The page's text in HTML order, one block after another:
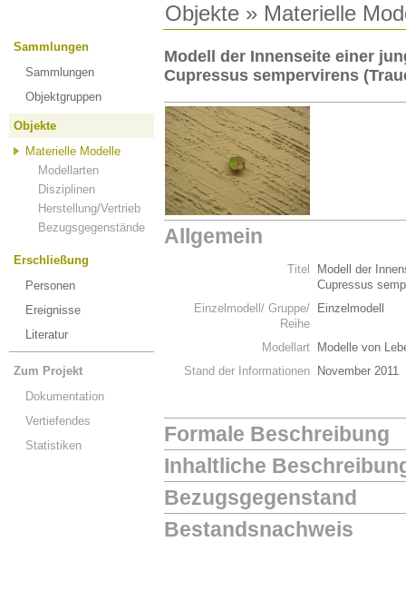
Objekte » Materielle
Sammlungen
Sammlungen
Objektgruppen
Objekte
Materielle Modelle
Modellarten
Disziplinen
Herstellung/Vertrieb
Bezugsgegenstände
Erschließung
Personen
Ereignisse
Literatur
Zum Projekt
Dokumentation
Vertiefendes
Statistiken
Modell der Innenseite einer
Cupressus sempervirens
Allgemein
Titel
Modell der
Cupressus
Einzelmodell/ Gruppe/
Reihe
Einzelmodell
Modellart
Modelle von
Stand der Informationen
November 2011
Formale Beschreibung
Inhaltliche
Bezugsgegenstand
Bestandsnachweis